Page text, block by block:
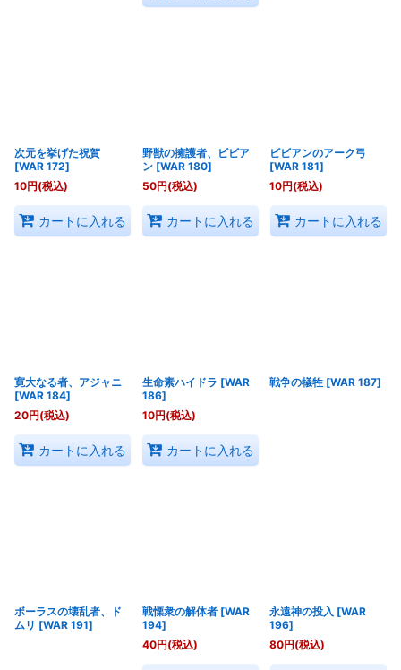
次元を挙げた祝賀
[WAR 172]
10円(税込)
カートに入れる
野獣の擁護者、ビビア
ン [WAR 180]
50円(税込)
カートに入れる
ビビアンのアーク弓
[WAR 181]
10円(税込)
カートに入れる
寛大なる者、アジャニ
[WAR 184]
20円(税込)
カートに入れる
生命素ハイドラ [WAR
186]
10円(税込)
カートに入れる
戦争の犠牲 [WAR 187]
ボーラスの壊乱者、ド
ムリ [WAR 191]
戦慄衆の解体者 [WAR
194]
40円(税込)
永遠神の投入 [WAR
196]
80円(税込)